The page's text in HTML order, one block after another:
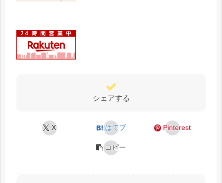
シェアする
X はてブ Pinterest
コピー